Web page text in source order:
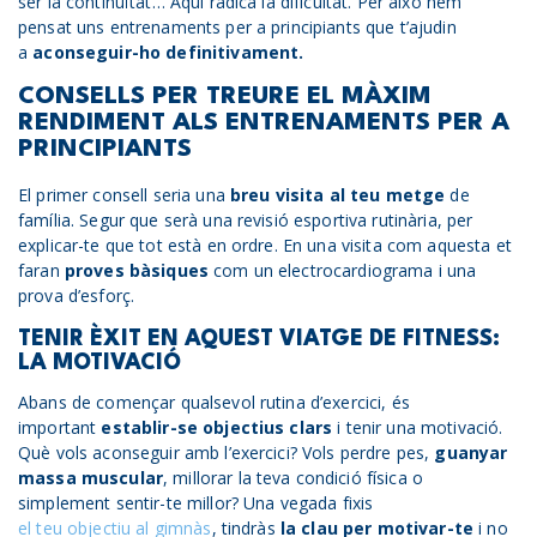
pensat uns entrenaments per a principiants que t’ajudin
a aconseguir-ho definitivament.
CONSELLS PER TREURE EL MÀXIM
RENDIMENT ALS ENTRENAMENTS PER A
PRINCIPIANTS
El primer consell seria una breu visita al teu metge de
família. Segur que serà una revisió esportiva rutinària, per
explicar-te que tot està en ordre. En una visita com aquesta et
faran proves bàsiques com un electrocardiograma i una
prova d’esforç.
TENIR ÈXIT EN AQUEST VIATGE DE FITNESS:
LA MOTIVACIÓ
Abans de començar qualsevol rutina d’exercici, és
important establir-se objectius clars i tenir una motivació.
Què vols aconseguir amb l’exercici? Vols perdre pes, guanyar
massa muscular, millorar la teva condició física o
simplement sentir-te millor? Una vegada fixis
el teu objectiu al gimnàs, tindràs la clau per motivar-te i no